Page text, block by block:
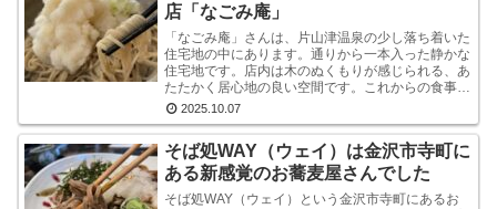
店「なごみ庵」
「なごみ庵」さんは、片山津温泉の少し落ち着いた
住宅地の中にあります。通りから一本入った静かな
住宅地です。店内は木のぬくもりが感じられる、あ
たたかく居心地の良い空間です。これからの食事へ
の期待が自然と高まります。メニューを拝見する
2025.10.07
そば処WAY（ウェイ）は金沢市寺町に
ある新感覚のお蕎麦屋さんでした
そば処WAY（ウェイ）という金沢市寺町にあるお